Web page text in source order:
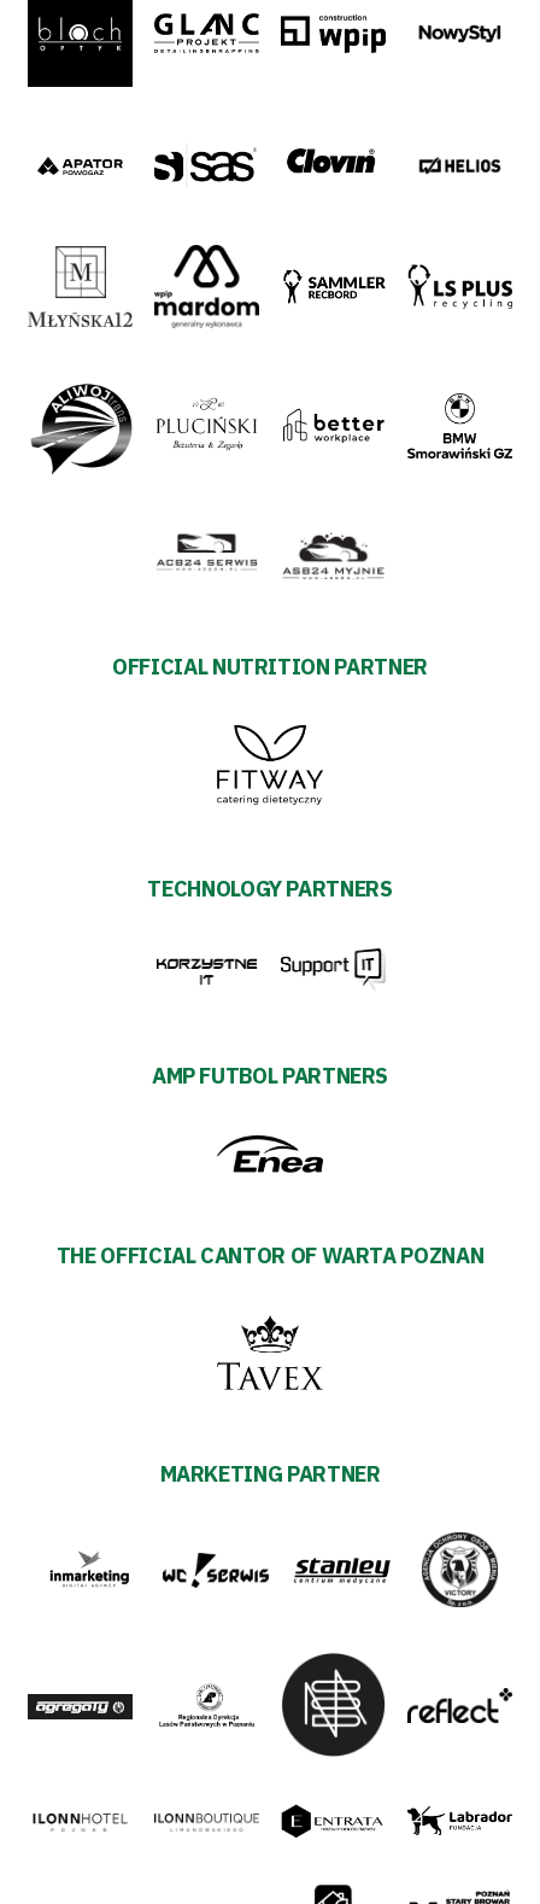
OFFICIAL NUTRITION PARTNER
TECHNOLOGY PARTNERS
AMP FUTBOL PARTNERS
THE OFFICIAL CANTOR OF WARTA POZNAN
MARKETING PARTNER